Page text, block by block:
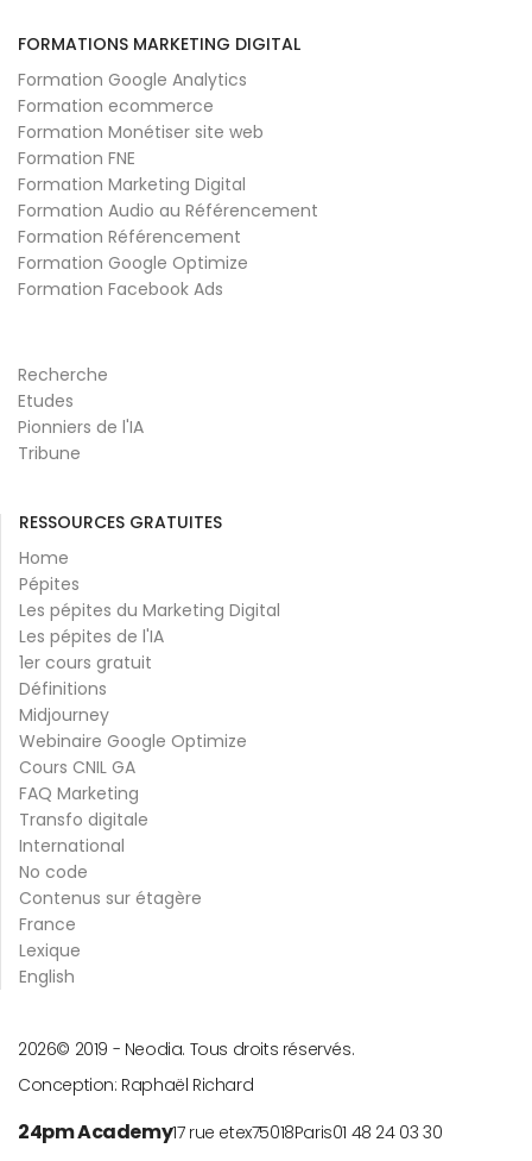
FORMATIONS MARKETING DIGITAL
Formation Google Analytics
Formation ecommerce
Formation Monétiser site web
Formation FNE
Formation Marketing Digital
Formation Audio au Référencement
Formation Référencement
Formation Google Optimize
Formation Facebook Ads
Recherche
Etudes
Pionniers de l'IA
Tribune
RESSOURCES GRATUITES
Home
Pépites
Les pépites du Marketing Digital
Les pépites de l'IA
1er cours gratuit
Définitions
Midjourney
Webinaire Google Optimize
Cours CNIL GA
FAQ Marketing
Transfo digitale
International
No code
Contenus sur étagère
France
Lexique
English
© 2019 -
2026
Neodia. Tous droits réservés.
Conception: Raphaël Richard
24pm Academy17 rue etex75018Paris01 48 24 03 30